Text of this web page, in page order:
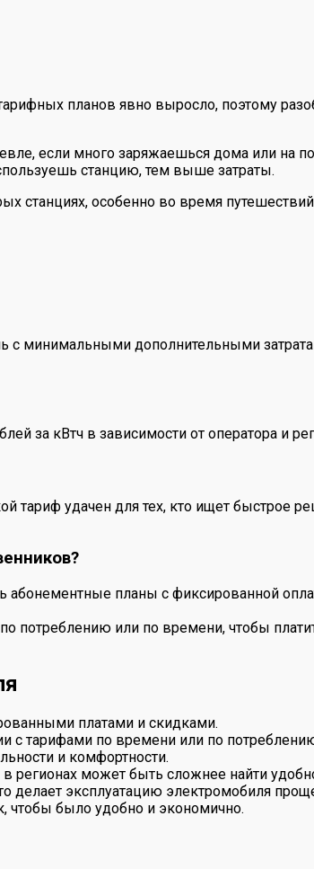
планов явно выросло, поэтому
если много заряжаешься дома или на
станцию, тем выше затраты.
станциях, особенно во время
минимальными дополнительными
за кВтч в зависимости от оператора и
тариф удачен для тех, кто ищет быстрое
планы с фиксированной
потреблению или по времени, чтобы
платами и скидками.
с тарифами по времени или по
и комфортности.
регионах может быть сложнее найти
делает эксплуатацию электромобиля
чтобы было удобно и экономично.